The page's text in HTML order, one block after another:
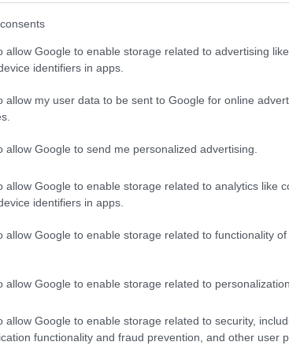
allow Google to enable storage related to advertising
identifiers in apps.
allow my user data to be sent to Google for online
allow Google to send me personalized advertising.
allow Google to enable storage related to analytics like
identifiers in apps.
allow Google to enable storage related to functionality
allow Google to enable storage related to personalization.
allow Google to enable storage related to security,
functionality and fraud prevention, and other user
:-(((
2021. március 13. 06:30
Mi lesz a határátkelő
nyelvtudásával?
A járvány miatti
a felnőtteknél is jobban
különösen nehéz
helyeződnek át azok a
a…
12 komment